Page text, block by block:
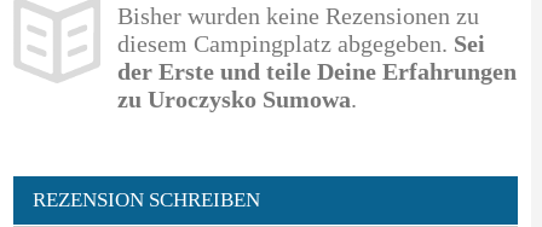
Bisher wurden keine Rezensionen zu
diesem Campingplatz abgegeben. Sei
der Erste und teile Deine Erfahrungen
zu Uroczysko Sumowa.
REZENSION SCHREIBEN